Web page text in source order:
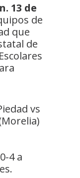
13 de
de
que
de
vs
4 a